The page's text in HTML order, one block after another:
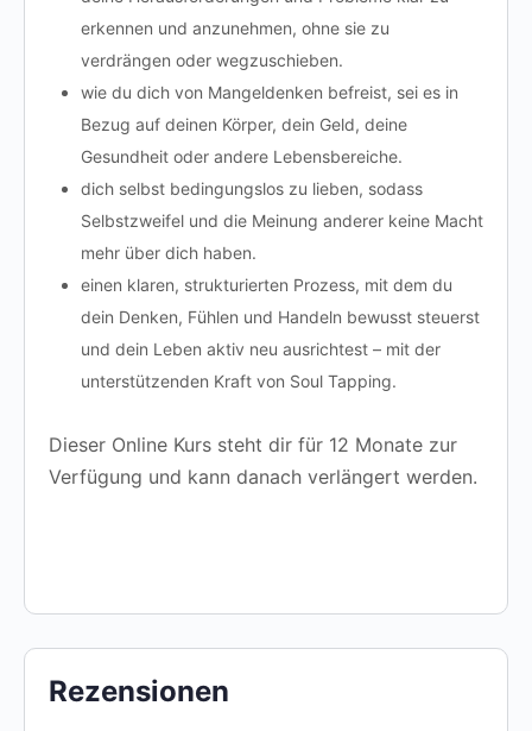
erkennen und anzunehmen, ohne sie zu
verdrängen oder wegzuschieben.
wie du dich von Mangeldenken befreist, sei es in
Bezug auf deinen Körper, dein Geld, deine
Gesundheit oder andere Lebensbereiche.
dich selbst bedingungslos zu lieben, sodass
Selbstzweifel und die Meinung anderer keine Macht
mehr über dich haben.
einen klaren, strukturierten Prozess, mit dem du
dein Denken, Fühlen und Handeln bewusst steuerst
und dein Leben aktiv neu ausrichtest – mit der
unterstützenden Kraft von Soul Tapping.
Dieser Online Kurs steht dir für 12 Monate zur
Verfügung und kann danach verlängert werden.
Rezensionen